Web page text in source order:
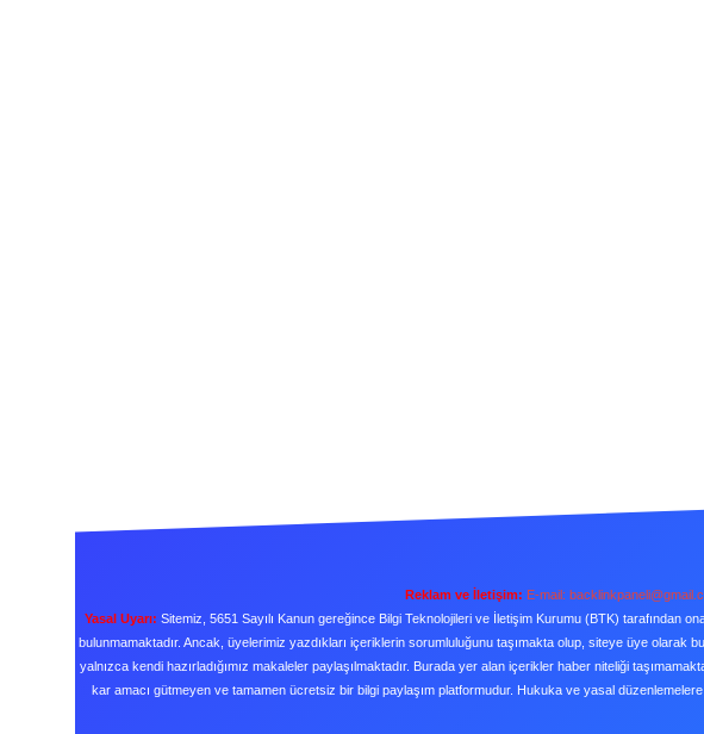
Reklam ve İletişim: E-mail:
Yasal Uyarı: Sitemiz, 5651 Sayılı Kanun gereğince Bilgi Teknolojileri ve İletişim Kurumu (BTK) tarafından
bulunmamaktadır. Ancak, üyelerimiz yazdıkları içeriklerin sorumluluğunu taşımakta olup, siteye üye olarak
yalnızca kendi hazırladığımız makaleler paylaşılmaktadır. Burada yer alan içerikler haber niteliği
kar amacı gütmeyen ve tamamen ücretsiz bir bilgi paylaşım platformudur. Hukuka ve yasal